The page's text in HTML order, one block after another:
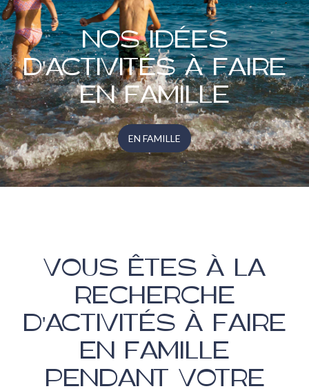
NOS IDÉES
D'ACTIVITÉS À FAIRE
EN FAMILLE
EN FAMILLE
VOUS ÊTES À LA
RECHERCHE
D'ACTIVITÉS À FAIRE
EN FAMILLE
PENDANT VOTRE